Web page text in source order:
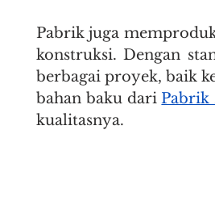
Pabrik juga
konstruksi. Dengan
berbagai proyek, baik
bahan baku dari Pabrik
kualitasnya.